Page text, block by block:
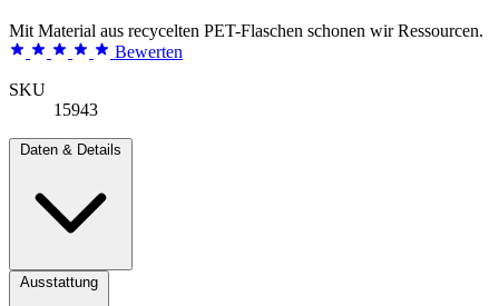
Mit Material aus recycelten PET-Flaschen schonen wir Ressourcen.
Bewerten
SKU
15943
Daten & Details
Ausstattung